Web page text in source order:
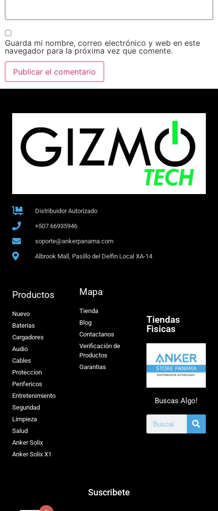
Guarda mi nombre, correo electrónico y web en este
navegador para la próxima vez que comente.
Distribuidor Autorizado
+507 66935946
soporte@ankerpanama.com
Albrook Mall, Pasillo del Delfin Local XA-14
Productos
Nuevo
Baterias
Cargadores
Audio
Cables
Proteccíon
Perifericos
Entretenimiento
Seguridad
Limpieza
Salud
Anker Solix
Anker Solix X1
Mapa
Tienda
Blog
Contactanos
Verificación de
Productos
Garantias
Tiendas
Fisicas
Buscas Algo!
Suscribete